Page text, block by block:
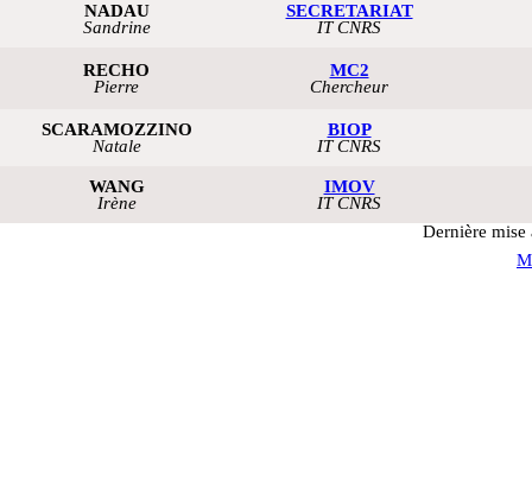
NADAU
Sandrine
SECRETARIAT
IT CNRS
RECHO
Pierre
MC2
Chercheur
SCARAMOZZINO
Natale
BIOP
IT CNRS
WANG
Irène
IMOV
IT CNRS
Dernière